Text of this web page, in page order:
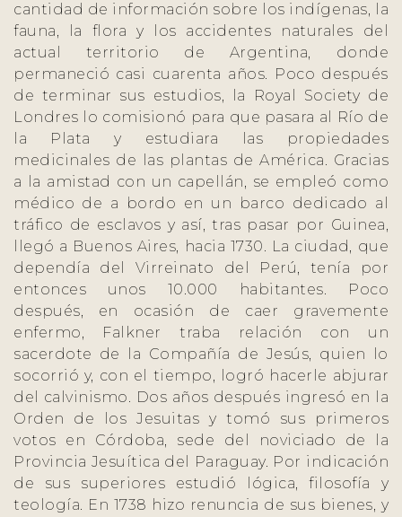
cantidad de información sobre los indígenas, la
fauna, la flora y los accidentes naturales del
actual territorio de Argentina, donde
permaneció casi cuarenta años. Poco después
de terminar sus estudios, la Royal Society de
Londres lo comisionó para que pasara al Río de
la Plata y estudiara las propiedades
medicinales de las plantas de América. Gracias
a la amistad con un capellán, se empleó como
médico de a bordo en un barco dedicado al
tráfico de esclavos y así, tras pasar por Guinea,
llegó a Buenos Aires, hacia 1730. La ciudad, que
dependía del Virreinato del Perú, tenía por
entonces unos 10.000 habitantes. Poco
después, en ocasión de caer gravemente
enfermo, Falkner traba relación con un
sacerdote de la Compañía de Jesús, quien lo
socorrió y, con el tiempo, logró hacerle abjurar
del calvinismo. Dos años después ingresó en la
Orden de los Jesuitas y tomó sus primeros
votos en Córdoba, sede del noviciado de la
Provincia Jesuítica del Paraguay. Por indicación
de sus superiores estudió lógica, filosofía y
teología. En 1738 hizo renuncia de sus bienes, y